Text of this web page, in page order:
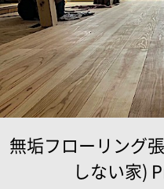
無垢フローリング
しない家)